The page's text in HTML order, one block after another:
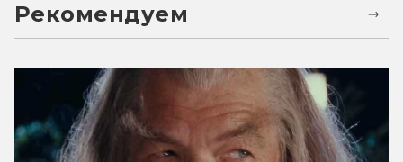
Рекомендуем